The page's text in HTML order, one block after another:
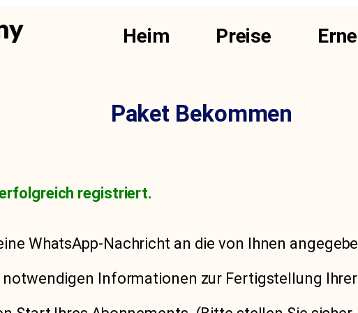
Heim Preise
Paket Bekommen
erfolgreich registriert.
WhatsApp-Nachricht an die von Ihnen
Informationen zur Fertigstellung